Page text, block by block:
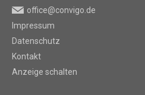
office@convigo.de
Impressum
Datenschutz
Kontakt
Anzeige schalten